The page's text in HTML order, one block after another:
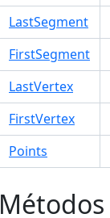
LastSegment
FirstSegment
LastVertex
FirstVertex
Points
Métodos